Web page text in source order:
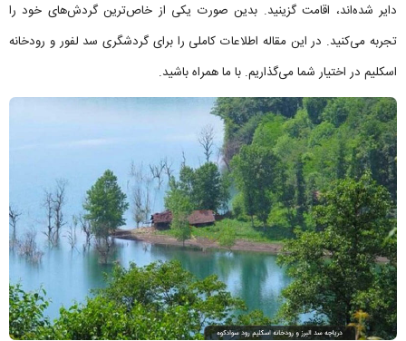
دایر شده‌اند، اقامت گزینید. بدین صورت یکی از خاص‌ترین گردش‌های خود را
تجربه می‌کنید. در این مقاله اطلاعات کاملی را برای گردشگری سد لفور و رودخانه
اسکلیم در اختیار شما می‌گذاریم. با ما همراه باشید.